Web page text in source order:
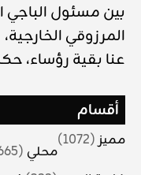
بين مسئول الباجي
المرزوقي
عنا بقية رؤساء،
أقسام
مميز(1072)
محلي (665)